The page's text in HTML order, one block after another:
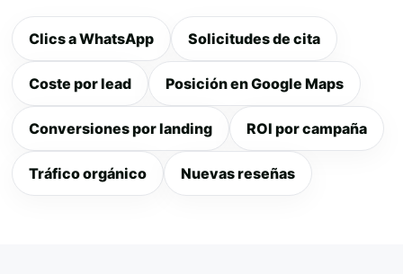
Clics a WhatsApp Solicitudes de cita
Coste por lead Posición en Google Maps
Conversiones por landing ROI por campaña
Tráfico orgánico Nuevas reseñas